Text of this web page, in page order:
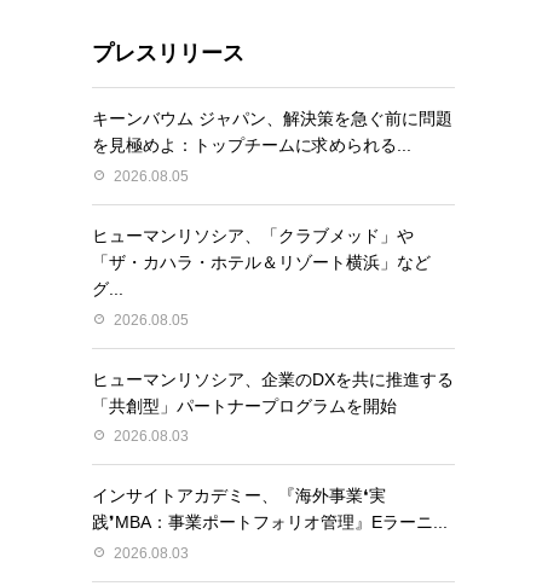
プレスリリース
キーンバウム ジャパン、解決策を急ぐ前に問題
を見極めよ：トップチームに求められる...
2026.08.05
ヒューマンリソシア、「クラブメッド」や
「ザ・カハラ・ホテル＆リゾート横浜」など
グ...
2026.08.05
ヒューマンリソシア、企業のDXを共に推進する
「共創型」パートナープログラムを開始
2026.08.03
インサイトアカデミー、『海外事業❛実
践❜MBA：事業ポートフォリオ管理』Eラーニ...
2026.08.03